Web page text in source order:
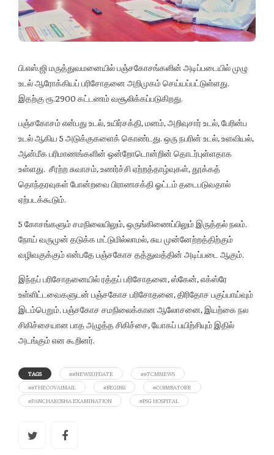
பி.எஸ்.ஜி மருத்துவமனையில் பஞ்சகோசங்களின் அடிப்படையில் முழு
உடல் ஆரோக்கியப் பரிசோதனை அறிமுகம் செய்யப்பட்டுள்ளது.
இதற்கு ரூ.2900 கட்டணம் வசூலிக்கப்படுகிறது.
பஞ்சகோசம் என்பது உடல், உயிர்சக்தி, மனம், அறிவுசார் உடல், பேரின்ப
உடல் ஆகிய 5 அடுக்குகளைக் கொண்டது. ஒரு நபரின் உடல், உளவியல்,
ஆன்மீக பரிமாணங்களின் ஒன்றோடொன்றின் தொடர்புள்ளதாக
உள்ளது. சீரற்ற சுவாசம், உணர்ச்சி ஏற்றத்தாழ்வுகள், தூக்கத்
தொந்தரவுகள் போன்றவை பிராணசக்தி ஓட்டம் தடைபடுவதால்
ஏற்படக்கூடும்.
5 கோசங்களும் சமநிலையிலும், ஒருங்கிணைப்பிலும் இருத்தல் நலம்.
நோய் வருமுன் தடுக்க மட்டுமில்லாமல், சுய முன்னேற்றத்திற்கும்
வழிவகுக்கும் என்பதே பஞ்சகோச தத்துவத்தின் அடிப்படை ஆகும்.
இந்தப் பரிசோதனையில் ரத்தப் பரிசோதனை, ஸ்கேன், எக்ஸ்ரே
உள்ளிட்டவைகளுடன் பஞ்சகோச பரிசோதனை, திரிதோச பகுப்பாய்வும்
இடம்பெறும். பஞ்சகோச சமநிலைக்கான ஆலோசனை, இயற்கை நல
சிகிச்சையான பாத அழுத்த சிகிச்சை, யோகப் பயிற்சியும் இதில்
அடங்கும் என கூறினர்.
TAGS ##NEWSUPDATE
##TCMNEWS
##THECOVAIMAIL
#BEGINS
#COIMBATORE
#PANCHAKOSHA EXAMINATION
#PSG HOSPITAL